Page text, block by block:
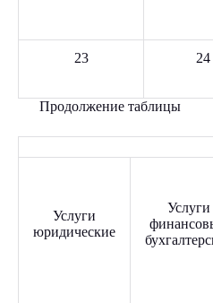
23 24
Продолжение таблицы
Услуги
юридические
Услуги